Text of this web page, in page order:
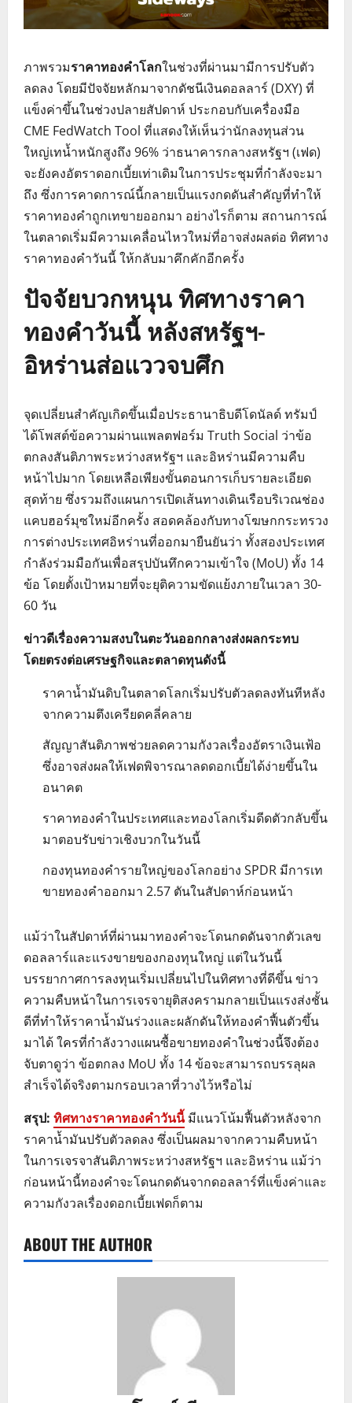
ภาพรวมราคาทองคำโลกในช่วงที่ผ่านมามีการปรับตัว
ลดลง โดยมีปัจจัยหลักมาจากดัชนีเงินดอลลาร์ (DXY) ที่
แข็งค่าขึ้นในช่วงปลายสัปดาห์ ประกอบกับเครื่องมือ
CME FedWatch Tool ที่แสดงให้เห็นว่านักลงทุนส่วน
ใหญ่เทน้ำหนักสูงถึง 96% ว่าธนาคารกลางสหรัฐฯ (เฟด)
จะยังคงอัตราดอกเบี้ยเท่าเดิมในการประชุมที่กำลังจะมา
ถึง ซึ่งการคาดการณ์นี้กลายเป็นแรงกดดันสำคัญที่ทำให้
ราคาทองคำถูกเทขายออกมา อย่างไรก็ตาม สถานการณ์
ในตลาดเริ่มมีความเคลื่อนไหวใหม่ที่อาจส่งผลต่อ ทิศทาง
ราคาทองคำวันนี้ ให้กลับมาคึกคักอีกครั้ง
ปัจจัยบวกหนุน ทิศทางราคา
ทองคำวันนี้ หลังสหรัฐฯ-
อิหร่านส่อแววจบศึก
จุดเปลี่ยนสำคัญเกิดขึ้นเมื่อประธานาธิบดีโดนัลด์ ทรัมป์
ได้โพสต์ข้อความผ่านแพลตฟอร์ม Truth Social ว่าข้อ
ตกลงสันติภาพระหว่างสหรัฐฯ และอิหร่านมีความคืบ
หน้าไปมาก โดยเหลือเพียงขั้นตอนการเก็บรายละเอียด
สุดท้าย ซึ่งรวมถึงแผนการเปิดเส้นทางเดินเรือบริเวณช่อง
แคบฮอร์มุซใหม่อีกครั้ง สอดคล้องกับทางโฆษกกระทรวง
การต่างประเทศอิหร่านที่ออกมายืนยันว่า ทั้งสองประเทศ
กำลังร่วมมือกันเพื่อสรุปบันทึกความเข้าใจ (MoU) ทั้ง 14
ข้อ โดยตั้งเป้าหมายที่จะยุติความขัดแย้งภายในเวลา 30-
60 วัน
ข่าวดีเรื่องความสงบในตะวันออกกลางส่งผลกระทบ
โดยตรงต่อเศรษฐกิจและตลาดทุนดังนี้
ราคาน้ำมันดิบในตลาดโลกเริ่มปรับตัวลดลงทันทีหลัง
จากความตึงเครียดคลี่คลาย
สัญญาสันติภาพช่วยลดความกังวลเรื่องอัตราเงินเฟ้อ
ซึ่งอาจส่งผลให้เฟดพิจารณาลดดอกเบี้ยได้ง่ายขึ้นใน
อนาคต
ราคาทองคำในประเทศและทองโลกเริ่มดีดตัวกลับขึ้น
มาตอบรับข่าวเชิงบวกในวันนี้
กองทุนทองคำรายใหญ่ของโลกอย่าง SPDR มีการเท
ขายทองคำออกมา 2.57 ตันในสัปดาห์ก่อนหน้า
แม้ว่าในสัปดาห์ที่ผ่านมาทองคำจะโดนกดดันจากตัวเลข
ดอลลาร์และแรงขายของกองทุนใหญ่ แต่ในวันนี้
บรรยากาศการลงทุนเริ่มเปลี่ยนไปในทิศทางที่ดีขึ้น ข่าว
ความคืบหน้าในการเจรจายุติสงครามกลายเป็นแรงส่งชั้น
ดีที่ทำให้ราคาน้ำมันร่วงและผลักดันให้ทองคำฟื้นตัวขึ้น
มาได้ ใครที่กำลังวางแผนซื้อขายทองคำในช่วงนี้จึงต้อง
จับตาดูว่า ข้อตกลง MoU ทั้ง 14 ข้อจะสามารถบรรลุผล
สำเร็จได้จริงตามกรอบเวลาที่วางไว้หรือไม่
สรุป: ทิศทางราคาทองคำวันนี้มีแนวโน้มฟื้นตัวหลังจาก
ราคาน้ำมันปรับตัวลดลง ซึ่งเป็นผลมาจากความคืบหน้า
ในการเจรจาสันติภาพระหว่างสหรัฐฯ และอิหร่าน แม้ว่า
ก่อนหน้านี้ทองคำจะโดนกดดันจากดอลลาร์ที่แข็งค่าและ
ความกังวลเรื่องดอกเบี้ยเฟดก็ตาม
ABOUT THE AUTHOR